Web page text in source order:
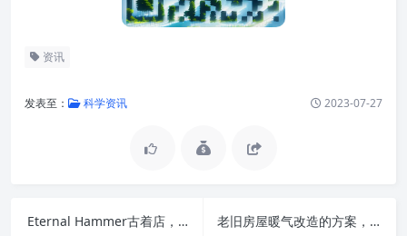
资讯
发表至： 科学资讯 2023-07-27
Eternal Hammer古着店，北京 / 15 STUDIO 老旧房屋暖气改造的方案，优有缺点一目了然